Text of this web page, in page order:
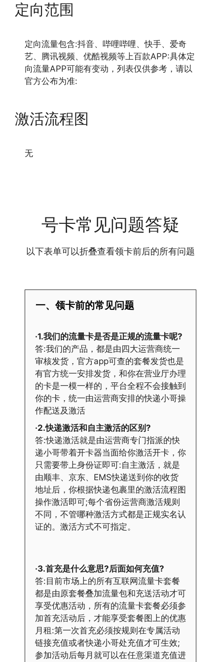
定向范围
定向流量包含:抖音、哔哩哔哩、快手、爱奇
艺、腾讯视频、优酷视频等上百款APP:具体定
向流量APP可能有变动，列表仅供参考，请以
官方公布为准:
激活流程图
无
号卡常见问题答疑
以下表单可以折叠查看领卡前后的所有问题
一、领卡前的常见问题
·1.我们的流量卡是否是正规的流量卡呢?
答:我们的产品，都是由四大运营商统一
审核发货，官方app可查的套餐发货也是
有官方统一安排发货，和你在营业厅办理
的卡是一模一样的，平台全程不会接触到
你的卡，统一由运营商安排的快递小哥操
作配送及激活
·2.快递激活和自主激活的区别?
答:快递激活就是由运营商专门指派的快
递小哥带着开卡器当面给你激活开卡，你
只需要带上身份证即可:自主激活，就是
由顺丰、京东、EMS快递送到你的收货
地址后，你根据快递包裹里的激活流程图
操作激活即可;每个省份运营商激活规则
不同，不管哪种激活方式都是正规实名认
证的。激活方式不可指定。
·3.首充是什么意思?后面如何充值?
答:目前市场上的所有互联网流量卡套餐
都是由原套餐叠加流量包和充送活动才可
享受优惠活动，所有的流量卡套餐必须参
加首充活动后，才能享受套餐图上的优惠
月租:第一次首充必须按规则在专属活动
链接充值或者快递小哥处充值才可生效;
参加活动后每月就可以在任意渠道充值进